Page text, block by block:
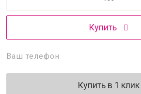
Купить
Купить в 1 клик